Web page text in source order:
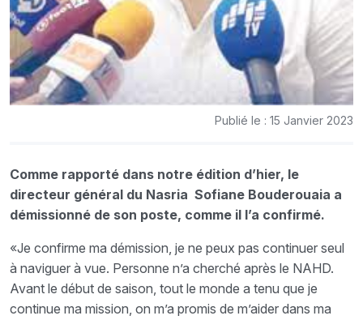
Publié le : 15 Janvier 2023
Comme rapporté dans notre édition d’hier, le
directeur général du Nasria Sofiane Bouderouaia a
démissionné de son poste, comme il l’a confirmé.
«Je confirme ma démission, je ne peux pas continuer seul
à naviguer à vue. Personne n’a cherché après le NAHD.
Avant le début de saison, tout le monde a tenu que je
continue ma mission, on m’a promis de m’aider dans ma